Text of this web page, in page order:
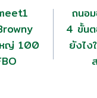
หญ่ 100
ถนอ
4 ขั้นต
ยังไง